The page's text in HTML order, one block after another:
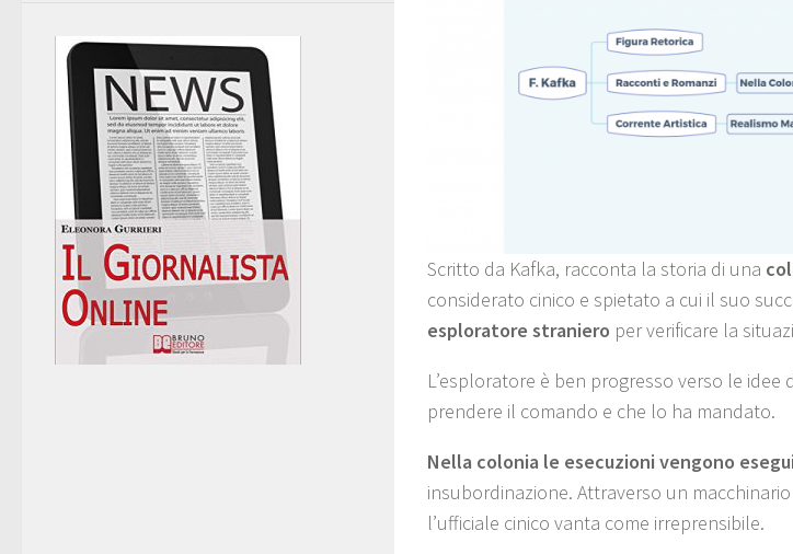
Scritto da Kafka, racconta la storia di una
considerato cinico e spietato a cui il suo
esploratore straniero per verificare la
L’esploratore è ben progresso verso le
prendere il comando e che lo ha mandato.
Nella colonia le esecuzioni vengono
insubordinazione. Attraverso un
l’ufficiale cinico vanta come irreprensibile.